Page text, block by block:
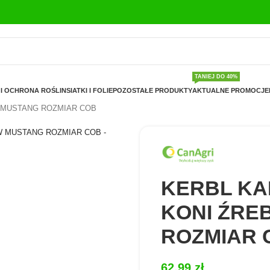
I OCHRONA ROŚLINSIATKI I FOLIEPOZOSTAŁE PRODUKTYAKTUALNE PROMOCJE
TANIEJ DO 40%
ROZMIAR COB
KERBL
KONI
ROZMIAR